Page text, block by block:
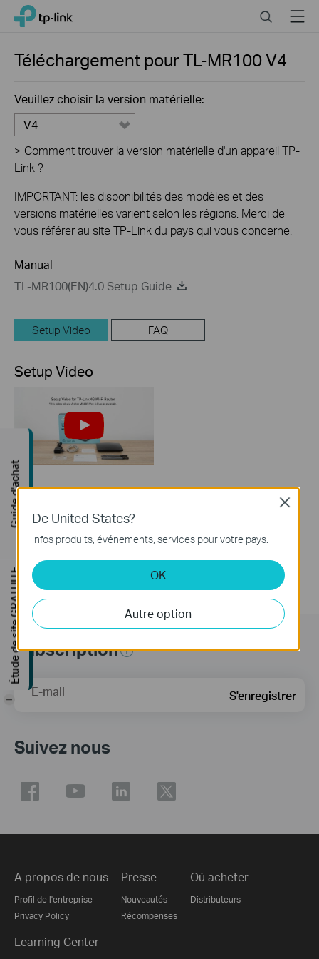
Click
the
navigation
TP-Link, Reliably Smart SearchMenu
Téléchargement pourTL-MR100V4
Veuillez choisir la version matérielle:
V4
> Comment trouver la version matérielle d'un appareil TP-
Link ?
IMPORTANT: les disponibilités des modèles et des
versions matérielles varient selon les régions. Merci de
vous référer au site TP-Link du pays qui vous concerne.
Manual
TL-MR100(EN)4.0 Setup Guide
Setup Video FAQ
Setup Video
Link 4G WiFi Router
Subscription
E-mail S'enregistrer
Suivez nous
A propos de nous
Profil de l'entreprise
Privacy Policy
Presse
Nouveautés
Récompenses
Où acheter
Distributeurs
Learning Center
De United States?
Infos produits, événements, services pour votre pays.
OK
Autre option
Close
Guide d'achat
Étude de site GRATUITE
-